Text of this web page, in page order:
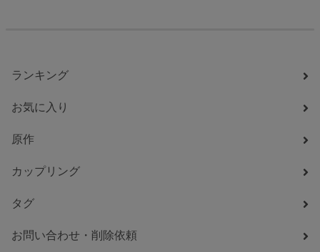
ランキング
お気に入り
原作
カップリング
タグ
お問い合わせ・削除依頼